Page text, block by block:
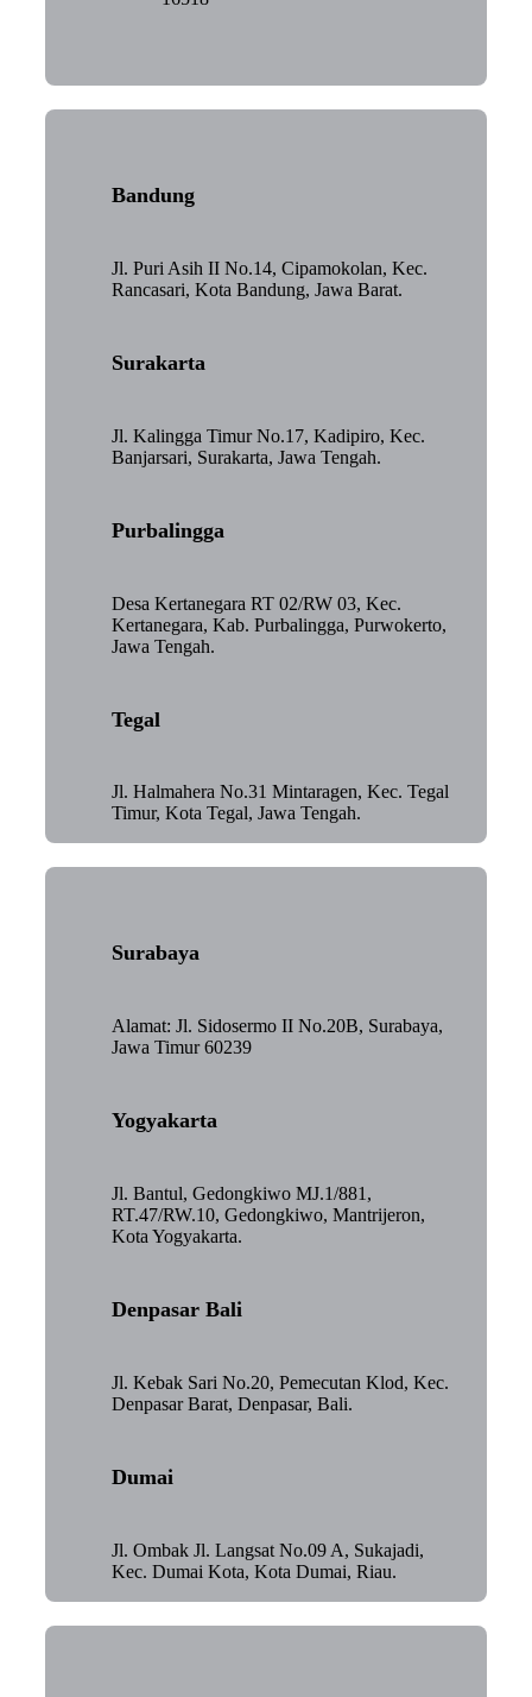
Bandung
Jl. Puri Asih II No.14, Cipamokolan, Kec.
Rancasari, Kota Bandung, Jawa Barat.
Surakarta
Jl. Kalingga Timur No.17, Kadipiro, Kec.
Banjarsari, Surakarta, Jawa Tengah.
Purbalingga
Desa Kertanegara RT 02/RW 03, Kec.
Kertanegara, Kab. Purbalingga, Purwokerto,
Jawa Tengah.
Tegal
Jl. Halmahera No.31 Mintaragen, Kec. Tegal
Timur, Kota Tegal, Jawa Tengah.
Surabaya
Alamat: Jl. Sidosermo II No.20B, Surabaya,
Jawa Timur 60239
Yogyakarta
Jl. Bantul, Gedongkiwo MJ.1/881,
RT.47/RW.10, Gedongkiwo, Mantrijeron,
Kota Yogyakarta.
Denpasar Bali
Jl. Kebak Sari No.20, Pemecutan Klod, Kec.
Denpasar Barat, Denpasar, Bali.
Dumai
Jl. Ombak Jl. Langsat No.09 A, Sukajadi,
Kec. Dumai Kota, Kota Dumai, Riau.